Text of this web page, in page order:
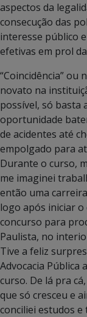
aspectos da
consecução das
interesse público
efetivas em prol
“Coincidência”
novato na
possível, só basta
oportunidade
de acidentes até
empolgado para
Durante o curso,
me imaginei
então uma
logo após iniciar o
concurso para
Paulista, no
Tive a feliz
Advocacia Pública
curso. De lá pra
que só cresceu e
conciliei estudos